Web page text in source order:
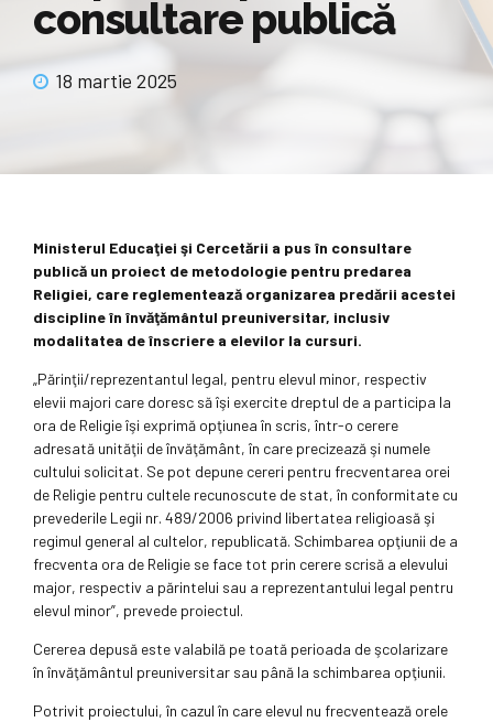
consultare publică
18 martie 2025
Ministerul Educaţiei şi Cercetării a pus în consultare
publică un proiect de metodologie pentru predarea
Religiei, care reglementează organizarea predării acestei
discipline în învăţământul preuniversitar, inclusiv
modalitatea de înscriere a elevilor la cursuri.
„Părinţii/reprezentantul legal, pentru elevul minor, respectiv
elevii majori care doresc să îşi exercite dreptul de a participa la
ora de Religie îşi exprimă opţiunea în scris, într-o cerere
adresată unităţii de învăţământ, în care precizează şi numele
cultului solicitat. Se pot depune cereri pentru frecventarea orei
de Religie pentru cultele recunoscute de stat, în conformitate cu
prevederile Legii nr. 489/2006 privind libertatea religioasă şi
regimul general al cultelor, republicată. Schimbarea opţiunii de a
frecventa ora de Religie se face tot prin cerere scrisă a elevului
major, respectiv a părintelui sau a reprezentantului legal pentru
elevul minor”, prevede proiectul.
Cererea depusă este valabilă pe toată perioada de şcolarizare
în învăţământul preuniversitar sau până la schimbarea opţiunii.
Potrivit proiectului, în cazul în care elevul nu frecventează orele